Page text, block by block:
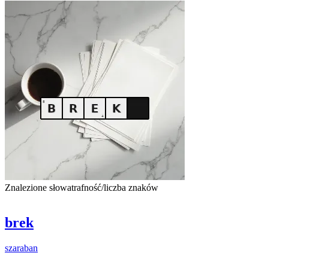
Znalezione słowatrafność/liczba znaków
brek
szaraban